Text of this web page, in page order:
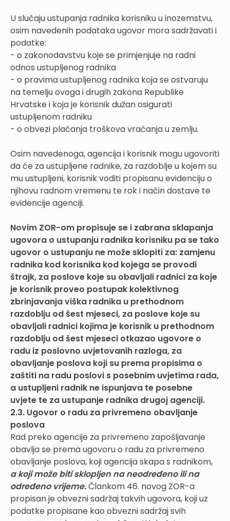
U slučaju ustupanja radnika korisniku u inozemstvu,
osim navedenih podataka ugovor mora sadržavati i
podatke:
- o zakonodavstvu koje se primjenjuje na radni
odnos ustupljenog radnika
- o pravima ustupljenog radnika koja se ostvaruju
na temelju ovoga i drugih zakona Republike
Hrvatske i koja je korisnik dužan osigurati
ustupljenom radniku
- o obvezi plaćanja troškova vraćanja u zemlju.
Osim navedenoga, agencija i korisnik mogu ugovoriti
da će za ustupljene radnike, za razdoblje u kojem su
mu ustupljeni, korisnik voditi propisanu evidenciju o
njihovu radnom vremenu te rok i način dostave te
evidencije agenciji.
Novim ZOR-om propisuje se i zabrana sklapanja
ugovora o ustupanju radnika korisniku pa se tako
ugovor o ustupanju ne može sklopiti za: zamjenu
radnika kod korisnika kod kojega se provodi
štrajk, za poslove koje su obavljali radnici za koje
je korisnik proveo postupak kolektivnog
zbrinjavanja viška radnika u prethodnom
razdoblju od šest mjeseci, za poslove koje su
obavljali radnici kojima je korisnik u prethodnom
razdoblju od šest mjeseci otkazao ugovore o
radu iz poslovno uvjetovanih razloga, za
obavljanje poslova koji su prema propisima o
zaštiti na radu poslovi s posebnim uvjetima rada,
a ustupljeni radnik ne ispunjava te posebne
uvjete te za ustupanje radnika drugoj agenciji.
2.3. Ugovor o radu za privremeno obavljanje
poslova
Rad preko agencije za privremeno zapošljavanje
obavlja se prema ugovoru o radu za privremeno
obavljanje poslova, koji agencija skapa s radnikom,
a koji može biti sklopljen na neodređeno ili na
određeno vrijeme.Člankom 46. novog ZOR-a
propisan je obvezni sadržaj takvih ugovora, koji uz
podatke propisane kao obvezni sadržaj svih